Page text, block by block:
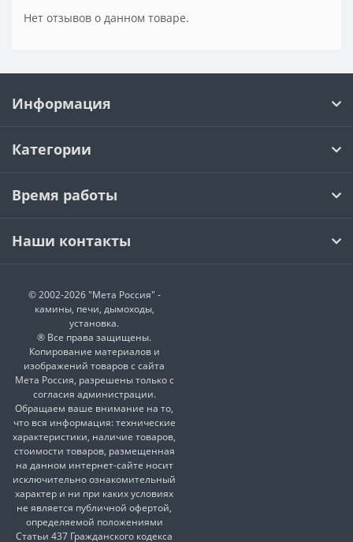
Нет отзывов о данном товаре.
Информация
Категории
Время работы
Наши контакты
© 2002-2026 "Мета Россия" -
камины, печи, дымоходы,
установка.
® Все права защищены.
Копирование материалов и
изображений товаров с сайта
Мета Россия, разрешены только с
согласия администрации.
Обращаем ваше внимание на то,
что вся информация: технические
характеристики, наличие товаров,
стоимости товаров, размещенная
на данном интернет-сайте носит
исключительно ознакомительный
характер и ни при каких условиях
не является публичной офертой,
определяемой положениями
Статьи 437 Гражданского кодекса